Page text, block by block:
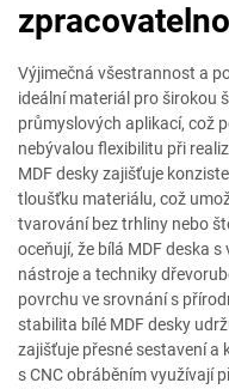
Výjimečná všestrannost a
ideální materiál pro širokou
průmyslových aplikací, což
nebývalou flexibilitu při
MDF desky zajišťuje
tloušťku materiálu, což
tvarování bez trhliny nebo
oceňují, že bílá MDF deska
nástroje a techniky
povrchu ve srovnání s
stabilita bílé MDF desky
zajišťuje přesné sestavení a
s CNC obráběním využívají